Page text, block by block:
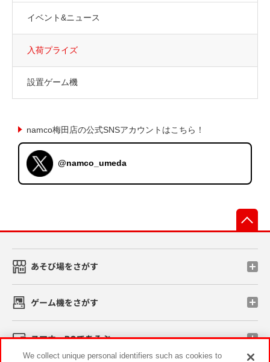
イベント&ニュース
入荷プライズ
設置ゲーム機
namco梅田店の公式SNSアカウントはこちら！
@namco_umeda
あそび場をさがす
ゲーム機をさがす
スマホ・PCであそぶ
We collect unique personal identifiers such as cookies to